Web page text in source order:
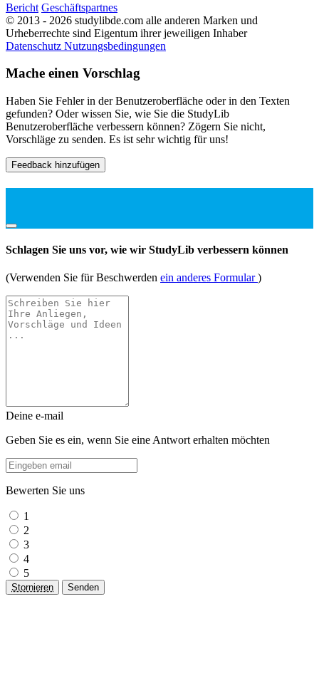
Bericht Geschäftspartnes
© 2013 - 2026 studylibde.com alle anderen Marken und
Urheberrechte sind Eigentum ihrer jeweiligen Inhaber
Datenschutz Nutzungsbedingungen
Mache einen Vorschlag
Haben Sie Fehler in der Benutzeroberfläche oder in den Texten
gefunden? Oder wissen Sie, wie Sie die StudyLib
Benutzeroberfläche verbessern können? Zögern Sie nicht,
Vorschläge zu senden. Es ist sehr wichtig für uns!
Feedback hinzufügen
Schlagen Sie uns vor, wie wir StudyLib verbessern können
(Verwenden Sie für Beschwerden ein anderes Formular)
Deine e-mail
Geben Sie es ein, wenn Sie eine Antwort erhalten möchten
Bewerten Sie uns
1
2
3
4
5
Stornieren Senden